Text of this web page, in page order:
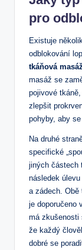
pro
Existuje
odblokování
tkáňová masáž
masáž se
pojivové
zlepšit
pohyby, aby
Na druhé
specifické
jiných částech
následek
a zádech.
je doporučeno
má zkušenosti
že každý
dobré se